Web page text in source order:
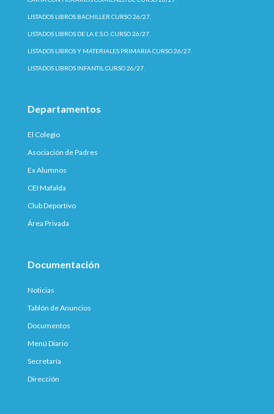
LISTADOS LIBROS BACHILLER CURSO 26/27.
LISTADOS LIBROS DE LA E.S.O. CURSO 26/27.
LISTADOS LIBROS Y MATERIALES PRIMARIA CURSO 26/27.
LISTADOS LIBROS INFANTIL CURSO 26/27.
Departamentos
El Colegio
Asociación de Padres
Ex Alumnos
CEI Mafalda
Club Deportivo
Área Privada
Documentación
Noticias
Tablón de Anuncios
Documentos
Menú Diario
Secretaría
Dirección